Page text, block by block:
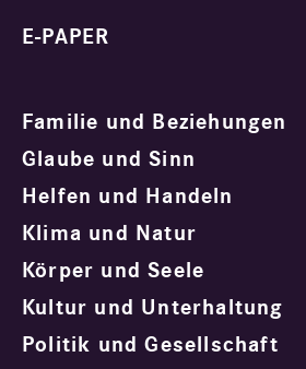
E-PAPER
Familie und Beziehungen
Glaube und Sinn
Helfen und Handeln
Klima und Natur
Körper und Seele
Kultur und Unterhaltung
Politik und Gesellschaft